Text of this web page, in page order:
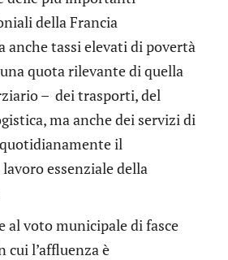
della Francia
anche tassi elevati di povertà
quota rilevante di quella
– dei trasporti, del
ma anche dei servizi di
il
essenziale della
al voto municipale di fasce
cui l’affluenza è